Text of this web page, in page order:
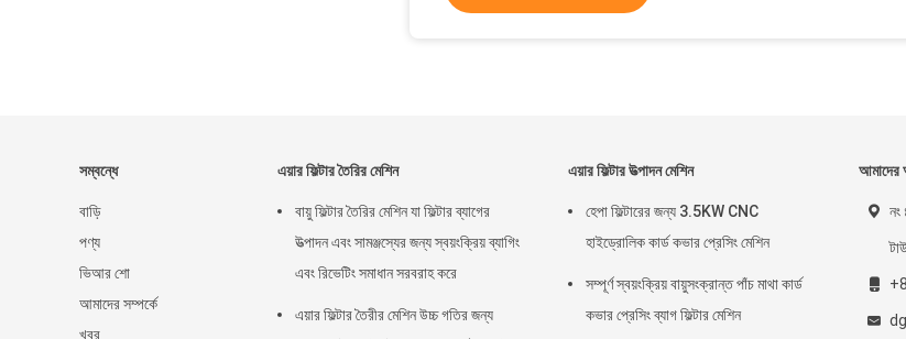
সম্বন্ধে
বাড়ি
পণ্য
ভিআর শো
আমাদের সম্পর্কে
খবর
এয়ার ফিল্টার তৈরির মেশিন
বায়ু ফিল্টার তৈরির মেশিন যা ফিল্টার ব্যাগের
উত্পাদন এবং সামঞ্জস্যের জন্য স্বয়ংক্রিয় ব্যাগিং
এবং রিভেটিং সমাধান সরবরাহ করে
এয়ার ফিল্টার তৈরীর মেশিন উচ্চ গতির জন্য
এয়ার ফিল্টার উত্পাদন মেশিন
হেপা ফিল্টারের জন্য 3.5KW CNC
হাইড্রোলিক কার্ড কভার প্রেসিং মেশিন
সম্পূর্ণ স্বয়ংক্রিয় বায়ুসংক্রান্ত পাঁচ মাথা কার্ড
কভার প্রেসিং ব্যাগ ফিল্টার মেশিন
আমাদের
নং